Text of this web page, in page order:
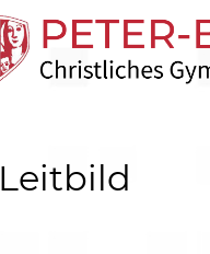
Leitbild